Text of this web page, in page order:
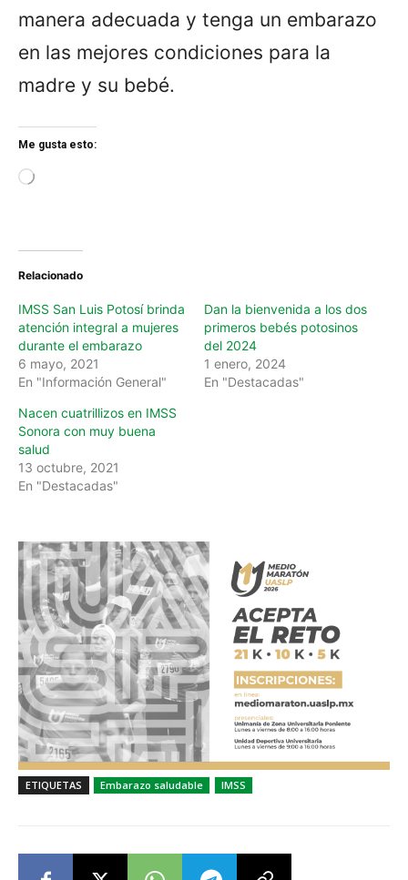
manera adecuada y tenga un embarazo
en las mejores condiciones para la
madre y su bebé.
Me gusta esto:
g
Relacionado
IMSS San Luis Potosí brinda
atención integral a mujeres
durante el embarazo
6 mayo, 2021
En "Información General"
Dan la bienvenida a los dos
primeros bebés potosinos
del 2024
1 enero, 2024
En "Destacadas"
Nacen cuatrillizos en IMSS
Sonora con muy buena
salud
13 octubre, 2021
En "Destacadas"
ETIQUETAS Embarazo saludable IMSS